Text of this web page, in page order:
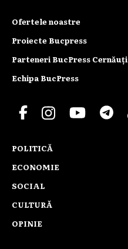
Ofertele noastre
Proiecte Bucpress
Parteneri BucPress Cernăuți
Echipa BucPress
POLITICĂ
ECONOMIE
SOCIAL
CULTURĂ
OPINIE